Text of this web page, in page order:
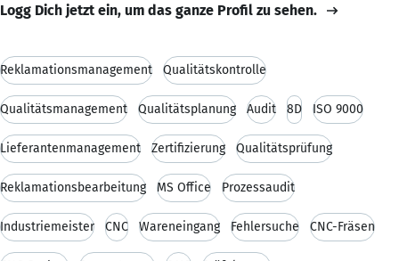
Logg Dich jetzt ein, um das ganze Profil zu sehen.
Reklamationsmanagement Qualitätskontrolle
Qualitätsmanagement Qualitätsplanung Audit 8D ISO 9000
Lieferantenmanagement Zertifizierung Qualitätsprüfung
Reklamationsbearbeitung MS Office Prozessaudit
Industriemeister CNC Wareneingang Fehlersuche CNC-Fräsen